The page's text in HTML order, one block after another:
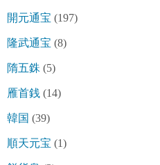
開元通宝 (197)
隆武通宝 (8)
隋五銖 (5)
雁首銭 (14)
韓国 (39)
順天元宝 (1)